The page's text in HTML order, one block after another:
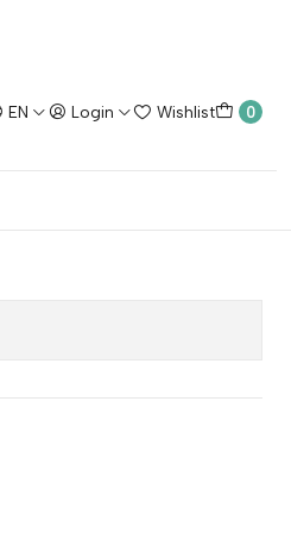
EN Login Wishlist 0